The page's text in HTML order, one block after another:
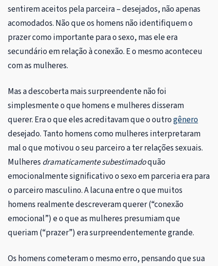
sentirem aceitos pela parceira – desejados, não apenas
acomodados. Não que os homens não identifiquem o
prazer como importante para o sexo, mas ele era
secundário em relação à conexão. E o mesmo aconteceu
com as mulheres.
Mas a descoberta mais surpreendente não foi
simplesmente o que homens e mulheres disseram
querer. Era o que eles acreditavam que o outrogênero
desejado. Tanto homens como mulheres interpretaram
mal o que motivou o seu parceiro a ter relações sexuais.
Mulheres dramaticamente subestimadoquão
emocionalmente significativo o sexo em parceria era para
o parceiro masculino. A lacuna entre o que muitos
homens realmente descreveram querer (“conexão
emocional”) e o que as mulheres presumiam que
queriam (“prazer”) era surpreendentemente grande.
Os homens cometeram o mesmo erro, pensando que sua